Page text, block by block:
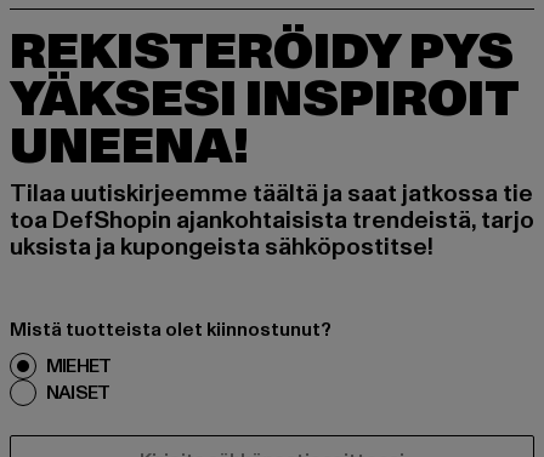
REKISTERÖIDY PYS
YÄKSESI INSPIROIT
UNEENA!
Tilaa uutiskirjeemme täältä ja saat jatkossa tie
toa DefShopin ajankohtaisista trendeistä, tarjo
uksista ja kupongeista sähköpostitse!
Mistä tuotteista olet kiinnostunut?
MIEHET
NAISET